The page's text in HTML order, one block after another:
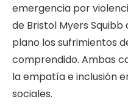
emergencia por
de Bristol Myers
plano los sufrimientos
comprendido. Ambas
la empatía e inclusión
sociales.